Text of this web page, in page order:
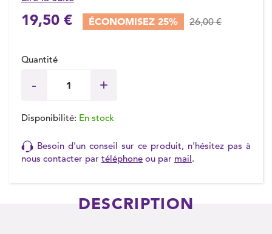
19,50 € ÉCONOMISEZ 25% 26,00 €
Quantité
Disponibilité: En stock
Besoin d'un conseil sur ce produit, n'hésitez pas à
nous contacter par téléphone ou par mail.
DESCRIPTION